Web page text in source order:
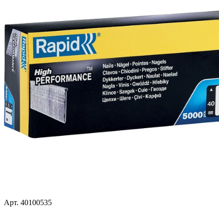
Арт. 40100535